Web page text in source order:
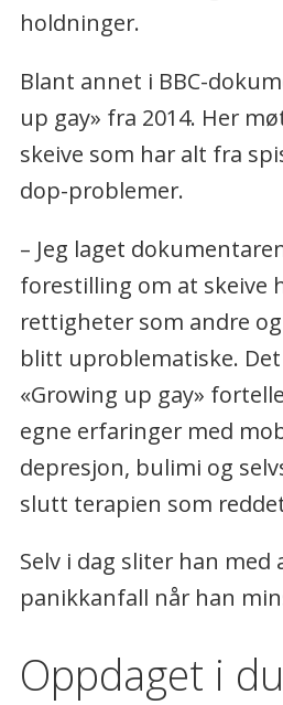
holdninger.
Blant annet i BBC-
up gay» fra 2014. Her
skeive som har alt fra
dop-problemer.
– Jeg laget
forestilling om at skeive
rettigheter som andre
blitt uproblematiske. Det
«Growing up gay»
egne erfaringer med
depresjon, bulimi og
slutt terapien som
Selv i dag sliter han med
panikkanfall når han
Oppdaget i